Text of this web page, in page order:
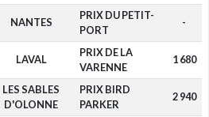
NANTES
PRIX DU PETIT-
PORT
-
LAVAL
PRIX DE LA
VARENNE
1 680
LES SABLES
D'OLONNE
PRIX BIRD
PARKER
2 940